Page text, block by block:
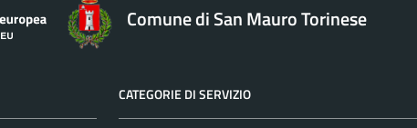
Comune di San Mauro Torinese
CATEGORIE DI SERVIZIO